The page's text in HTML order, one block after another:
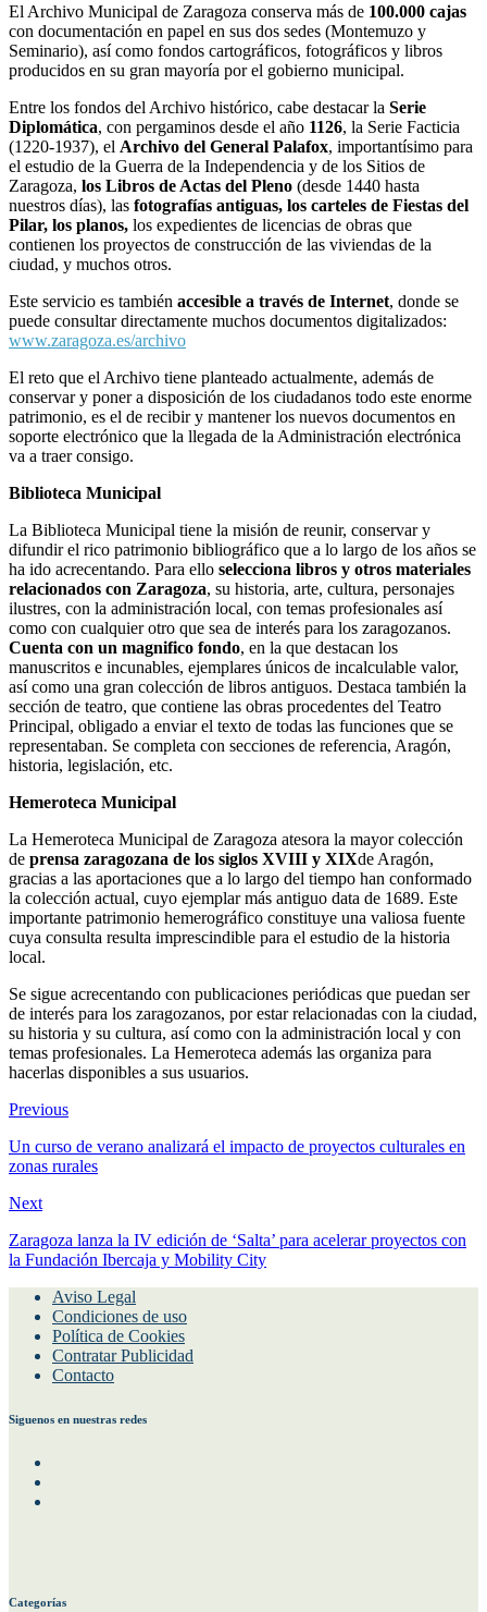
El Archivo Municipal de Zaragoza conserva más de 100.000 cajas
con documentación en papel en sus dos sedes (Montemuzo y
Seminario), así como fondos cartográficos, fotográficos y libros
producidos en su gran mayoría por el gobierno municipal.
Entre los fondos del Archivo histórico, cabe destacar la Serie
Diplomática, con pergaminos desde el año 1126, la Serie Facticia
(1220-1937), el Archivo del General Palafox, importantísimo para
el estudio de la Guerra de la Independencia y de los Sitios de
Zaragoza, los Libros de Actas del Pleno (desde 1440 hasta
nuestros días), las fotografías antiguas, los carteles de Fiestas del
Pilar, los planos, los expedientes de licencias de obras que
contienen los proyectos de construcción de las viviendas de la
ciudad, y muchos otros.
Este servicio es también accesible a través de Internet, donde se
puede consultar directamente muchos documentos digitalizados:
www.zaragoza.es/archivo
El reto que el Archivo tiene planteado actualmente, además de
conservar y poner a disposición de los ciudadanos todo este enorme
patrimonio, es el de recibir y mantener los nuevos documentos en
soporte electrónico que la llegada de la Administración electrónica
va a traer consigo.
Biblioteca Municipal
La Biblioteca Municipal tiene la misión de reunir, conservar y
difundir el rico patrimonio bibliográfico que a lo largo de los años se
ha ido acrecentando. Para ello selecciona libros y otros materiales
relacionados con Zaragoza, su historia, arte, cultura, personajes
ilustres, con la administración local, con temas profesionales así
como con cualquier otro que sea de interés para los zaragozanos.
Cuenta con un magnifico fondo, en la que destacan los
manuscritos e incunables, ejemplares únicos de incalculable valor,
así como una gran colección de libros antiguos. Destaca también la
sección de teatro, que contiene las obras procedentes del Teatro
Principal, obligado a enviar el texto de todas las funciones que se
representaban. Se completa con secciones de referencia, Aragón,
historia, legislación, etc.
Hemeroteca Municipal
La Hemeroteca Municipal de Zaragoza atesora la mayor colección
de prensa zaragozana de los siglos XVIII y XIXde Aragón,
gracias a las aportaciones que a lo largo del tiempo han conformado
la colección actual, cuyo ejemplar más antiguo data de 1689. Este
importante patrimonio hemerográfico constituye una valiosa fuente
cuya consulta resulta imprescindible para el estudio de la historia
local.
Se sigue acrecentando con publicaciones periódicas que puedan ser
de interés para los zaragozanos, por estar relacionadas con la ciudad,
su historia y su cultura, así como con la administración local y con
temas profesionales. La Hemeroteca además las organiza para
hacerlas disponibles a sus usuarios.
Previous
Un curso de verano analizará el impacto de proyectos culturales en
zonas rurales
Next
Zaragoza lanza la IV edición de ‘Salta’ para acelerar proyectos con
la Fundación Ibercaja y Mobility City
Aviso Legal
Condiciones de uso
Política de Cookies
Contratar Publicidad
Contacto
Siguenos en nuestras redes
Categorías